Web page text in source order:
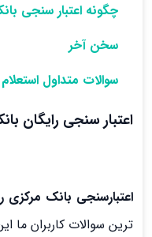
چگونه اعتبار سنجی
سخن آخر
سوالات متداول
اعتبار سنجی رایگان
اعتبارسنجی بانک مرکزی
ترین سوالات کاربران ما